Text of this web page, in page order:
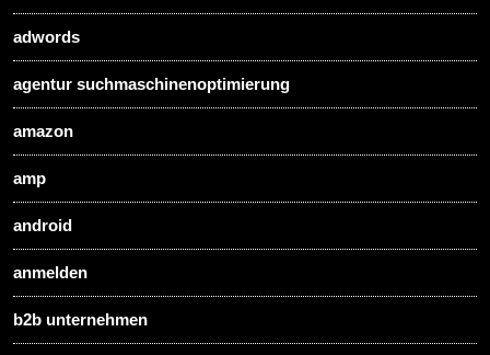
adwords
agentur suchmaschinenoptimierung
amazon
amp
android
anmelden
b2b unternehmen